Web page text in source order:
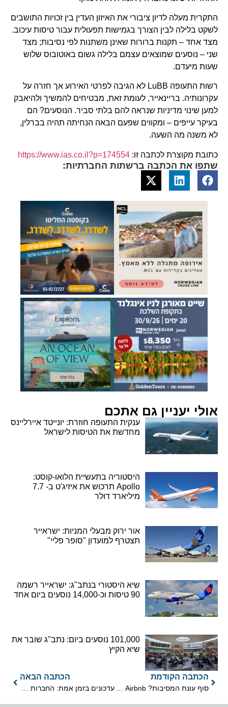
התקרית מעלה לדיון ציבורי את האיזון העדין בין זכויות התושבים
לשקט בלילה לבין הצורך בגמישות תפעולית עבור טיסות עיכוב.
מצד אחד – תקנות ברורות שאינן משתנות לפי נסיבות; מצד
שני – נוסעים שמוצאים עצמם בלילה גשום באוטובוס שלוש
שעות מיעדם.
רשות התעופה LuBB לא הגיבה לפרטי האירוע אך חזרה על
עקרונותיה. בריינאייר, לעומת זאת, מבטיחים להמשיך ולהיאבק
למען שינוי מדיניות שנראה להם בלתי סביר. הנוסעים? הם
בעיקר עייפים – ומקווים שפעם הבאה הנחיתה תהיה בברלין,
לא משנה מה השעה.
כתובת מקוצרת לכתבה זו: https://www.ias.co.il?p=174554
שתפו את הכתבה ברשתות החברתיות:
אולי יעניין גם אתכם
ענקית התעופה חוזרת: יונייטד איירליינס
מחדשת את הטיסות לישראל
היסטוריה בתעשיית הלואו-קוסט:
Apollo תרכוש את איזיג'ט ב- 7.7
מיליארד דולר
אור ירוק מבעלי המניות: ישראייר
תצטרף למועדון "סופר פליי"
שיא היסטורי בנתב"ג: ישראייר רשמה
90 טיסות וכ-14,000 נוסעים ביום אחד
101,000 נוסעים ביום: נתב"ג שובר את
שיא הקיץ
הכתבה הקודמת הכתבה הבאה